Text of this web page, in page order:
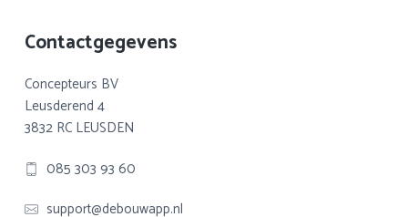
Footer
Contactgegevens
Concepteurs BV
Leusderend 4
3832 RC LEUSDEN
085 303 93 60
support@debouwapp.nl